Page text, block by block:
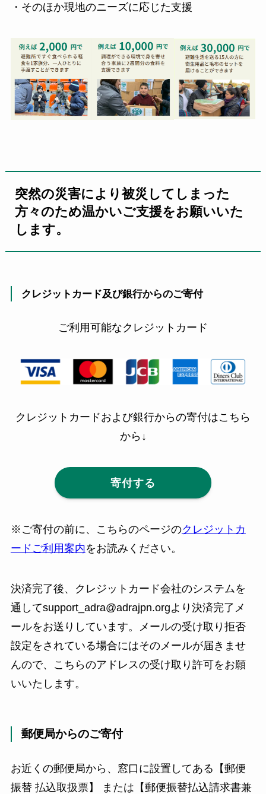
・そのほか現地のニーズに応じた支援
突然の災害により被災してしまった
方々のため温かいご支援をお願いいた
します。
クレジットカード及び銀行からのご寄付
ご利用可能なクレジットカード
クレジットカードおよび銀行からの寄付はこちら
から↓
寄付する
※ご寄付の前に、こちらのページのクレジットカ
ードご利用案内をお読みください。
決済完了後、クレジットカード会社のシステムを
通してsupport_adra@adrajpn.orgより決済完了メ
ールをお送りしています。メールの受け取り拒否
設定をされている場合にはそのメールが届きませ
んので、こちらのアドレスの受け取り許可をお願
いいたします。
郵便局からのご寄付
お近くの郵便局から、窓口に設置してある【郵便
振替 払込取扱票】 または【郵便振替払込請求書兼